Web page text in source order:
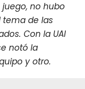
no hubo
de las
Con la UAI
notó la
y otro.